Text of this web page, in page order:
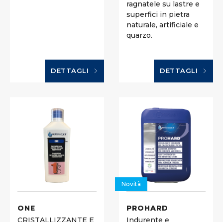
DETTAGLI
ragnatele su lastre e
superfici in pietra
naturale, artificiale e
quarzo.
DETTAGLI
ONE
CRISTALLIZZANTE E
Novità
PROHARD
Indurente e